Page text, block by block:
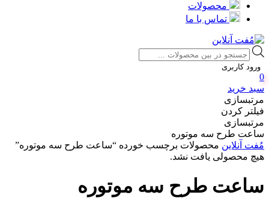
محصولات
تماس با ما
Products
search
ورود کاربری
0
سبد خرید
مرتبسازی
فیلتر کردن
مرتبسازی
ساعت طرح سه موتوره
مُفت آنلاین محصولات برچسب خورده “ساعت طرح سه موتوره”
هیچ محصولی یافت نشد.
ساعت طرح سه موتوره